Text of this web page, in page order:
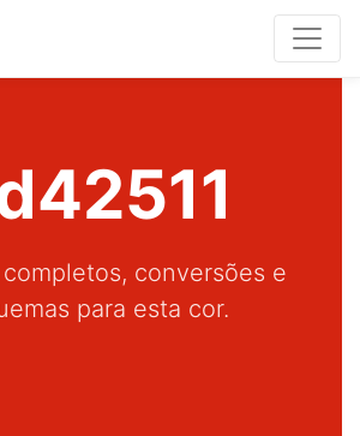
conversões e
para esta cor.